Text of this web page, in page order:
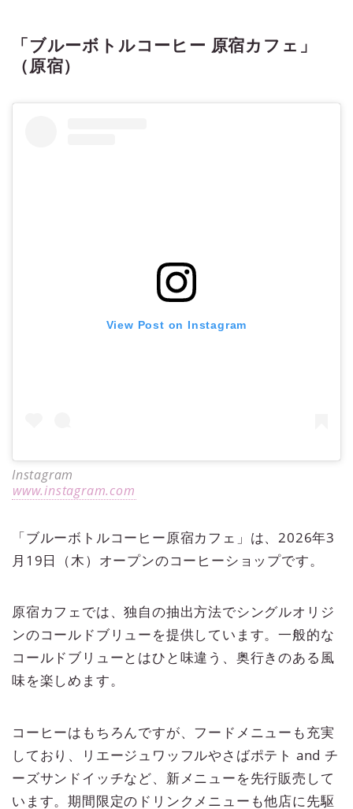
「ブルーボトルコーヒー 原宿カフェ」
（原宿）
View Post on Instagram
Instagram
www.instagram.com
「ブルーボトルコーヒー原宿カフェ」は、2026年3
月19日（木）オープンのコーヒーショップです。
原宿カフェでは、独自の抽出方法でシングルオリジ
ンのコールドブリューを提供しています。一般的な
コールドブリューとはひと味違う、奥行きのある風
味を楽しめます。
コーヒーはもちろんですが、フードメニューも充実
しており、リエージュワッフルやさばポテト and チ
ーズサンドイッチなど、新メニューを先行販売して
います。期間限定のドリンクメニューも他店に先駆